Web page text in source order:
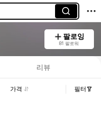
팔로잉
81 팔로워
리뷰
가격 필터